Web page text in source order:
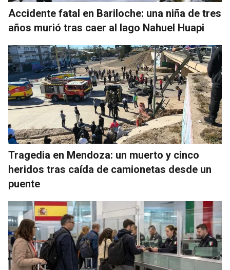
Accidente fatal en Bariloche: una niña de tres
años murió tras caer al lago Nahuel Huapi
Tragedia en Mendoza: un muerto y cinco
heridos tras caída de camionetas desde un
puente